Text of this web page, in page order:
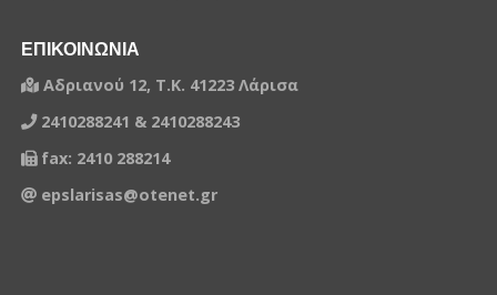
ΕΠΙΚΟΙΝΩΝΙΑ
Αδριανού 12, Τ.Κ. 41223 Λάρισα
2410288241 & 2410288243
fax: 2410 288214
epslarisas@otenet.gr